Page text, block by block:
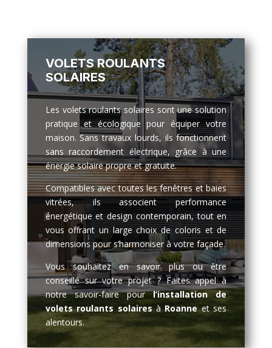
VOLETS ROULANTS
SOLAIRES
Les volets roulants solaires sont une solution
pratique et écologique pour équiper votre
maison. Sans travaux lourds, ils fonctionnent
sans raccordement électrique, grâce à une
énergie solaire propre et gratuite.
Compatibles avec toutes les fenêtres et baies
vitrées, ils associent performance
énergétique et design contemporain, tout en
vous offrant un large choix de coloris et de
dimensions pour s’harmoniser à votre façade.
Vous souhaitez en savoir plus ou être
conseillé sur votre projet ? Faites appel à
notre savoir-faire pourl’installation de
volets roulants solairesàRoanneet ses
alentours.